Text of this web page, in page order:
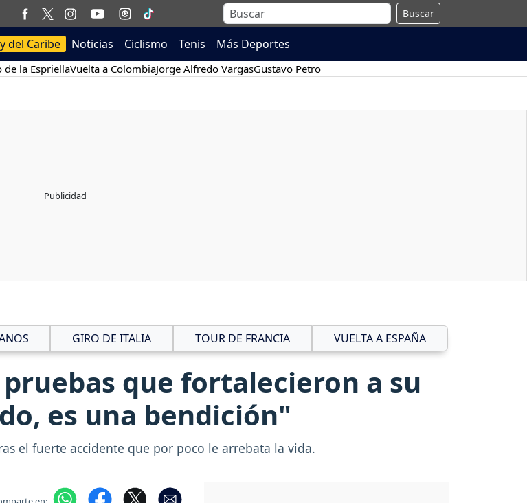
Buscar
del Caribe Noticias Ciclismo Tenis Más Deportes
de la EspriellaVuelta a ColombiaJorge Alfredo VargasGustavo Petro
GIRO DE ITALIA TOUR DE FRANCIA VUELTA A ESPAÑA
que fortalecieron a su
es una bendición"
el fuerte accidente que por poco le arrebata la vida.